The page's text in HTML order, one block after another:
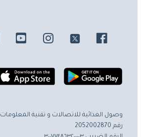
وصول الغذائية للاتصالات و تقنية المعلومات
رقم 2052002870